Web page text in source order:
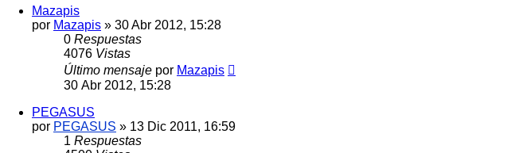
Mazapis
por Mazapis » 30 Abr 2012, 15:28
0 Respuestas
4076 Vistas
Último mensaje por Mazapis
30 Abr 2012, 15:28
PEGASUS
por PEGASUS » 13 Dic 2011, 16:59
1 Respuestas